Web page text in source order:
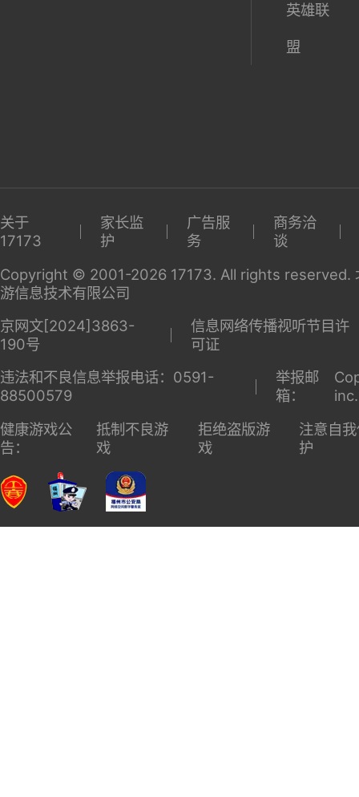
英雄联
盟
关于
17173
家长监
护
广告服
务
商务洽
谈
Copyright © 2001-2026 17173. All rights reserved.
游信息技术有限公司
京网文[2024]3863-
190号
信息网络传播视听节目许
可证
违法和不良信息举报电话：0591-
88500579
举报邮
箱：
健康游戏公
告：
抵制不良游
戏
拒绝盗版游
戏
注意自
护